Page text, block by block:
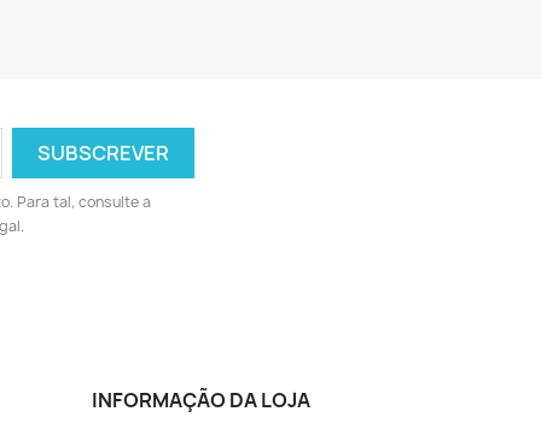
Para tal, consulte a
INFORMAÇÃO DA LOJA